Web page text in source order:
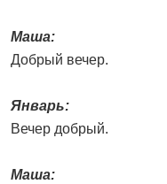
Маша:
Добрый вечер.
Январь:
Вечер добрый.
Маша: